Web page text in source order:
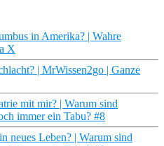
in Amerika? | Wahre
X
| MrWissen2go | Ganze
mit mir? | Warum sind
immer ein Tabu? #8
neues Leben? | Warum sind